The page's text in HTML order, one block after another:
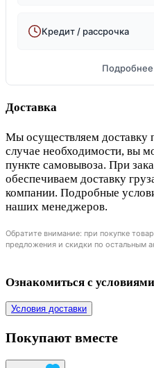
Кредит / рассрочка
Подробнее
Доставка
Мы осуществляем доставку
случае необходимости, вы
пункте самовывоза. При
обеспечиваем доставку
компании. Подробные
наших менеджеров.
Обратите внимание: при покупке
предложения и скидки по остальным
Ознакомиться с
Условия доставки
Покупают вместе